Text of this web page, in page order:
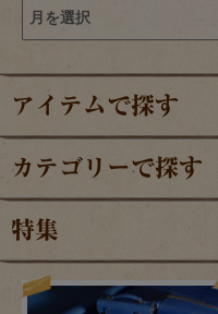
アイテムで探す
カテゴリーで探す
特集